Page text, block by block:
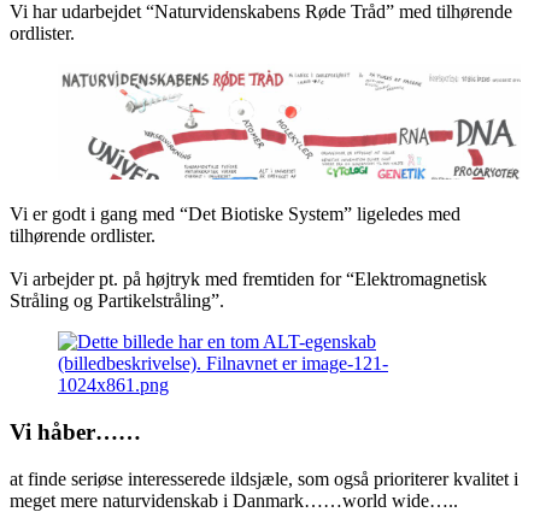
Vi har udarbejdet “Naturvidenskabens Røde Tråd” med tilhørende
ordlister.
Vi er godt i gang med “Det Biotiske System” ligeledes med
tilhørende ordlister.
Vi arbejder pt. på højtryk med fremtiden for “Elektromagnetisk
Stråling og Partikelstråling”.
Vi håber……
at finde seriøse interesserede ildsjæle, som også prioriterer kvalitet i
meget mere naturvidenskab i Danmark……world wide…..